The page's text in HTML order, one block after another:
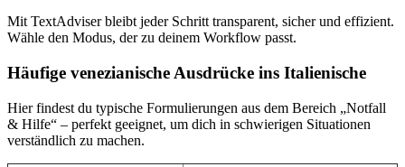
Mit TextAdviser bleibt jeder Schritt transparent, sicher und effizient.
Wähle den Modus, der zu deinem Workflow passt.
Häufige venezianische Ausdrücke ins Italienische
Hier findest du typische Formulierungen aus dem Bereich „Notfall
& Hilfe“ – perfekt geeignet, um dich in schwierigen Situationen
verständlich zu machen.